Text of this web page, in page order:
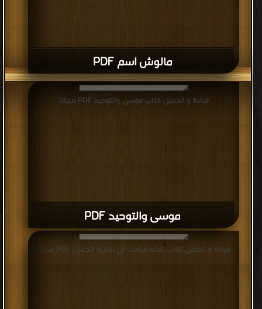
مالوش اسم PDF
موسى والتوحيد PDF
قراءة و تحميل كتاب موسى والتوحيد PDF مجانا
قراءة و تحميل كتاب ثلاثه مباحث في نظريه الجنس PDF مجانا